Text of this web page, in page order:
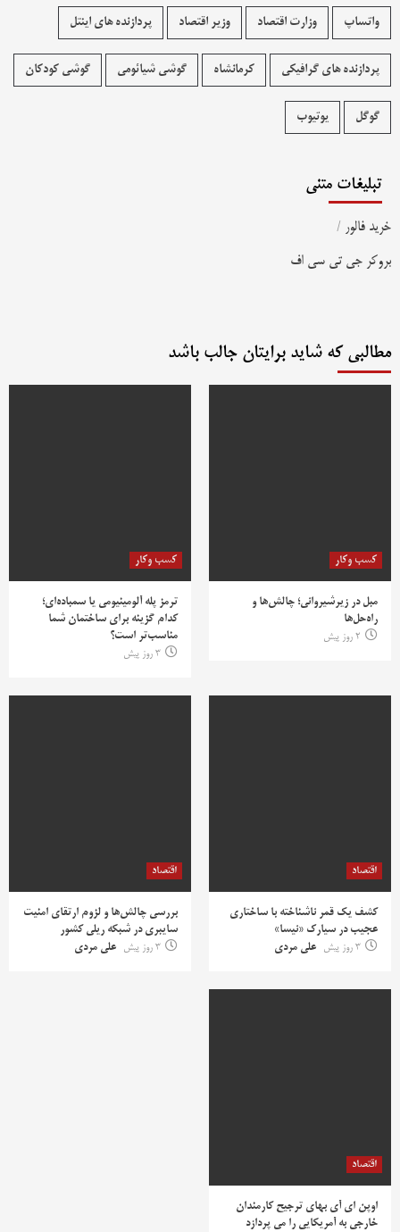
واتساپ وزارت اقتصاد وزیر اقتصاد پردازنده های اینتل
پردازنده های گرافیکی کرمانشاه گوشی شیائومی گوشی کودکان
گوگل یوتیوب
تبلیغات متنی
خرید فالور /
بروکر جی تی سی اف
مطالبی که شاید برایتان جالب باشد
کسب وکار
مبل در زیرشیروانی؛ چالش‌ها و
راه‌حل‌ها
2 روز پیش
کسب وکار
ترمز پله آلومینیومی یا سمباده‌ای؛
کدام گزینه برای ساختمان شما
مناسب‌تر است؟
3 روز پیش
اقتصاد
کشف یک قمر ناشناخته با ساختاری
عجیب در سیارک «نیسا»
3 روز پیش
علی مردی
اقتصاد
بررسی چالش‌ها و لزوم ارتقای امنیت
سایبری در شبکه ریلی کشور
3 روز پیش
علی مردی
اقتصاد
اوپن ای آی بهای ترجیح کارمندان
خارجی به آمریکایی را می پردازد